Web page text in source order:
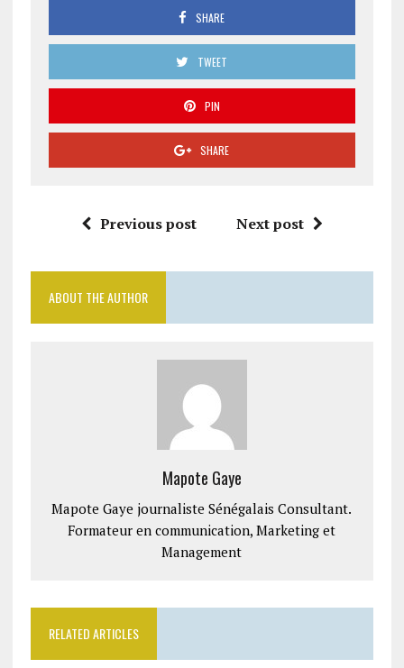
SHARE
TWEET
PIN
SHARE
Previous post Next post
ABOUT THE AUTHOR
Mapote Gaye
Mapote Gaye journaliste Sénégalais Consultant.
Formateur en communication, Marketing et
Management
RELATED ARTICLES